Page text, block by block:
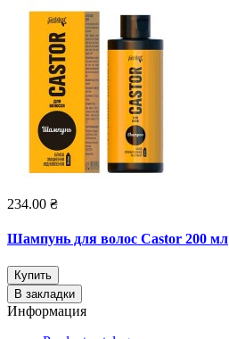
234.00 ₴
Шампунь для волос Castor 200 мл
Купить
В закладки
Информация